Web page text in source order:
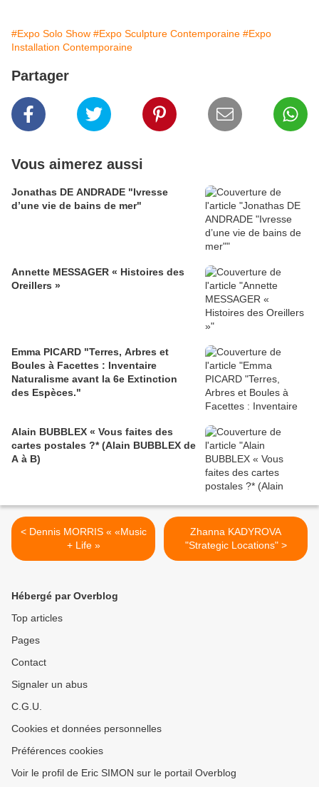
#Expo Solo Show #Expo Sculpture Contemporaine #Expo
Installation Contemporaine
Partager
Vous aimerez aussi
Jonathas DE ANDRADE "Ivresse
d’une vie de bains de mer"
Annette MESSAGER « Histoires des
Oreillers »
Emma PICARD "Terres, Arbres et
Boules à Facettes : Inventaire
Naturalisme avant la 6e Extinction
des Espèces."
Alain BUBBLEX « Vous faites des
cartes postales ?* (Alain BUBBLEX de
A à B)
< Dennis MORRIS « «Music
+ Life »
Zhanna KADYROVA
"Strategic Locations" >
Hébergé par Overblog
Top articles
Pages
Contact
Signaler un abus
C.G.U.
Cookies et données personnelles
Préférences cookies
Voir le profil de Eric SIMON sur le portail Overblog